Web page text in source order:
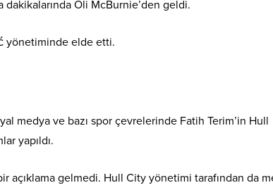
Oli McBurnie’den geldi.
yönetiminde elde etti.
medya ve bazı spor çevrelerinde Fatih Terim’in Hull
yapıldı.
gelmedi. Hull City yönetimi tarafından da